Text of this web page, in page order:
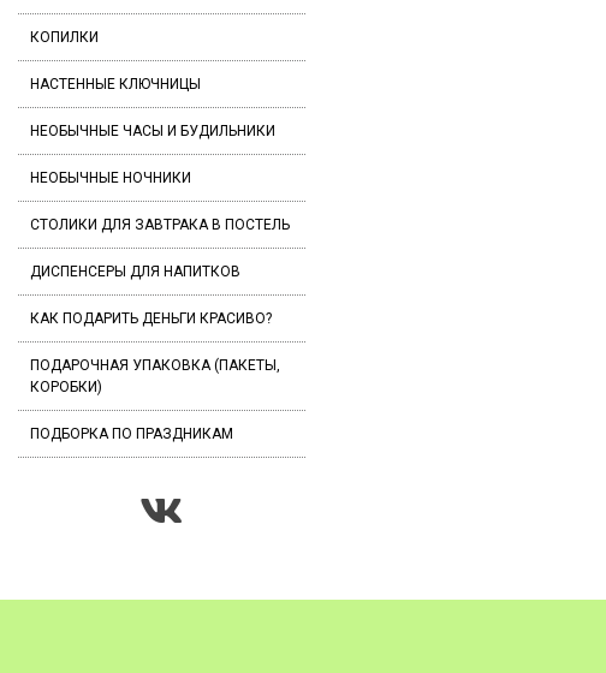
КОПИЛКИ
НАСТЕННЫЕ КЛЮЧНИЦЫ
НЕОБЫЧНЫЕ ЧАСЫ И БУДИЛЬНИКИ
НЕОБЫЧНЫЕ НОЧНИКИ
СТОЛИКИ ДЛЯ ЗАВТРАКА В ПОСТЕЛЬ
ДИСПЕНСЕРЫ ДЛЯ НАПИТКОВ
КАК ПОДАРИТЬ ДЕНЬГИ КРАСИВО?
ПОДАРОЧНАЯ УПАКОВКА (ПАКЕТЫ,
КОРОБКИ)
ПОДБОРКА ПО ПРАЗДНИКАМ